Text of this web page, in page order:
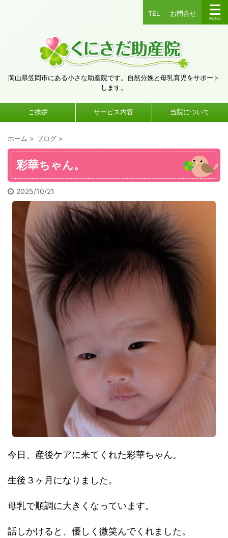
TEL お問合せ
岡山県笠岡市にある小さな助産院です。自然分娩と母乳育児をサポート
します。
ご挨拶 サービス内容 当院について
ホーム > ブログ >
彩華ちゃん。
2025/10/21
今日、産後ケアに来てくれた彩華ちゃん。
生後３ヶ月になりました。
母乳で順調に大きくなっています。
話しかけると、優しく微笑んでくれました。